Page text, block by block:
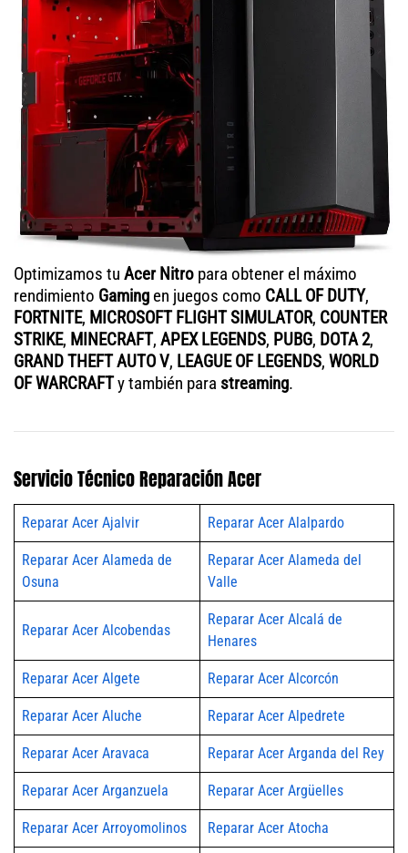
Optimizamos tu Acer Nitro para obtener el máximo
rendimiento Gaming en juegos como CALL OF DUTY,
FORTNITE, MICROSOFT FLIGHT SIMULATOR, COUNTER
STRIKE, MINECRAFT, APEX LEGENDS, PUBG, DOTA 2,
GRAND THEFT AUTO V, LEAGUE OF LEGENDS, WORLD
OF WARCRAFTy también para streaming.
Servicio Técnico Reparación Acer
Reparar Acer Ajalvir Reparar Acer Alalpardo
Reparar Acer Alameda de
Osuna
Reparar Acer Alameda del
Valle
Reparar Acer Alcobendas
Reparar Acer Alcalá de
Henares
Reparar Acer Algete Reparar Acer Alcorcón
Reparar Acer Aluche Reparar Acer Alpedrete
Reparar Acer Aravaca Reparar Acer Arganda del Rey
Reparar Acer Arganzuela Reparar Acer Argüelles
Reparar Acer Arroyomolinos Reparar Acer Atocha